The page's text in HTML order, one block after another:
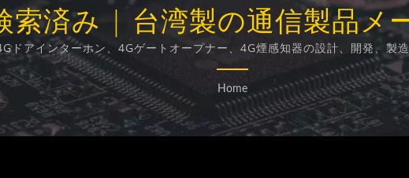
索済み | 台湾製の通信製品メ
Technology Co., Ltd.
ドアインターホン、4Gゲートオープナー、4G煙感知器の設計、開発、製
Home